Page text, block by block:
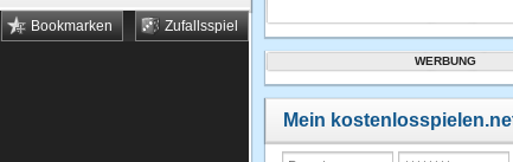
Zufallsspiel
Bookmarken
WERBUNG
Mein